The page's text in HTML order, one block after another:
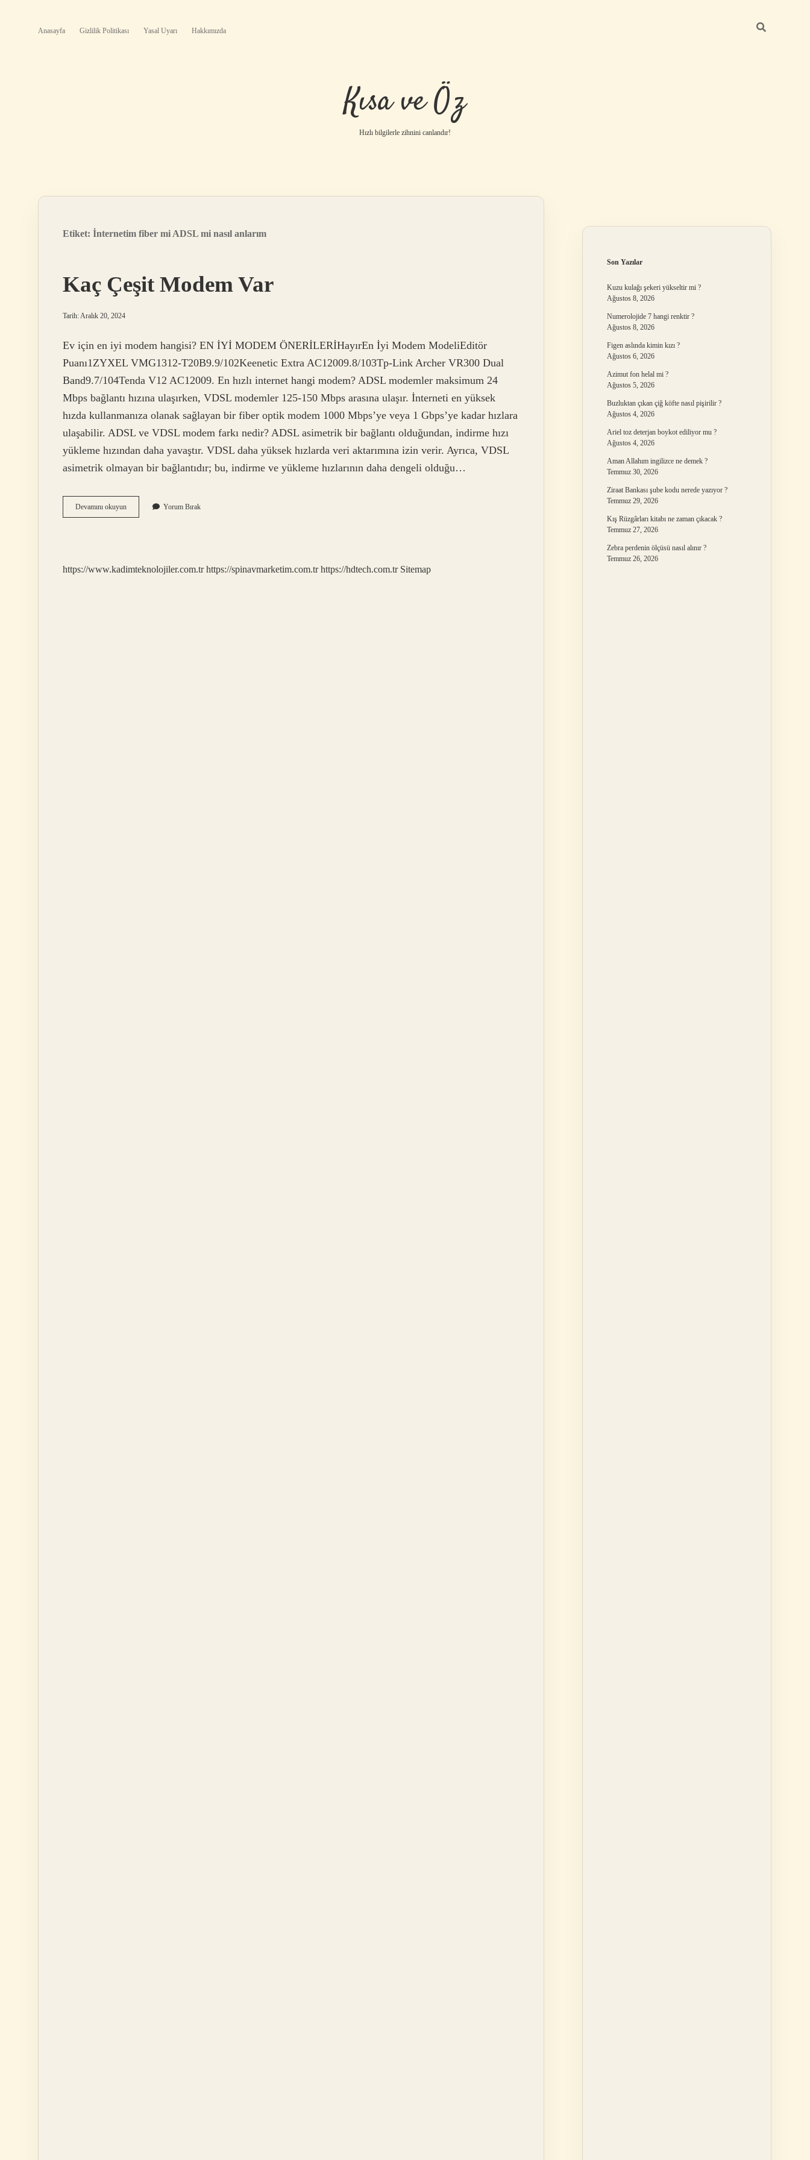
Anasayfa Gizlilik Politikası Yasal Uyarı Hakkımızda
Kısa ve Öz
Hızlı bilgilerle zihnini canlandır!
Etiket: İnternetim fiber mi ADSL mi nasıl anlarım
Kaç Çeşit Modem Var
Tarih: Aralık 20, 2024
Ev için en iyi modem hangisi? EN İYİ MODEM ÖNERİLERİHayırEn İyi Modem ModeliEditör
Puanı1ZYXEL VMG1312-T20B9.9/102Keenetic Extra AC12009.8/103Tp-Link Archer VR300 Dual
Band9.7/104Tenda V12 AC12009. En hızlı internet hangi modem? ADSL modemler maksimum 24
Mbps bağlantı hızına ulaşırken, VDSL modemler 125-150 Mbps arasına ulaşır. İnterneti en yüksek
hızda kullanmanıza olanak sağlayan bir fiber optik modem 1000 Mbps’ye veya 1 Gbps’ye kadar hızlara
ulaşabilir. ADSL ve VDSL modem farkı nedir? ADSL asimetrik bir bağlantı olduğundan, indirme hızı
yükleme hızından daha yavaştır. VDSL daha yüksek hızlarda veri aktarımına izin verir. Ayrıca, VDSL
asimetrik olmayan bir bağlantıdır; bu, indirme ve yükleme hızlarının daha dengeli olduğu…
Devamını okuyunKaç
Çeşit
Yorum Bırak
https://www.kadimteknolojiler.com.tr https://spinavmarketim.com.tr https://hdtech.com.tr Sitemap
Son Yazılar
Kuzu kulağı şekeri yükseltir mi ?
Ağustos 8, 2026
Numerolojide 7 hangi renktir ?
Ağustos 8, 2026
Figen aslında kimin kızı ?
Ağustos 6, 2026
Azimut fon helal mi ?
Ağustos 5, 2026
Buzluktan çıkan çiğ köfte nasıl pişirilir ?
Ağustos 4, 2026
Ariel toz deterjan boykot ediliyor mu ?
Ağustos 4, 2026
Aman Allahım ingilizce ne demek ?
Temmuz 30, 2026
Ziraat Bankası şube kodu nerede yazıyor ?
Temmuz 29, 2026
Kış Rüzgârları kitabı ne zaman çıkacak ?
Temmuz 27, 2026
Zebra perdenin ölçüsü nasıl alınır ?
Temmuz 26, 2026